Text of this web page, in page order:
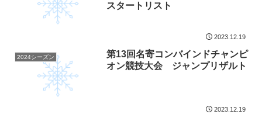
スタートリスト
2023.12.19
2024シーズン
第13回名寄コンバインドチャンピ
オン競技大会 ジャンプリザルト
2023.12.19